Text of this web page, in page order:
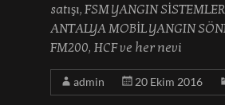
satışı, FSM YANGIN
ANTALYA MOBİL YANGIN
FM200, HCF ve her nevi
admin 20 Ekim 2016